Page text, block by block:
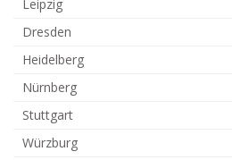
Leipzig
Dresden
Heidelberg
Nürnberg
Stuttgart
Würzburg